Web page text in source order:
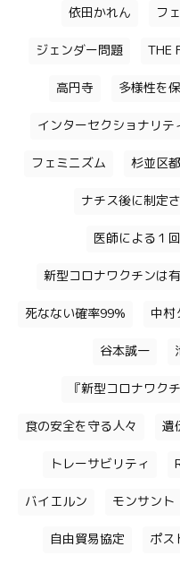
依田かれん フ
ジェンダー問題 THE
高円寺 多様性を
インターセクショナリテ
フェミニズム 杉並区
ナチス後に制定
医師による１
新型コロナワクチンは
死なない確率99% 中村
谷本誠一
『新型コロナワク
食の安全を守る人々 遺
トレーサビリティ
バイエルン モンサント
自由貿易協定 ポス